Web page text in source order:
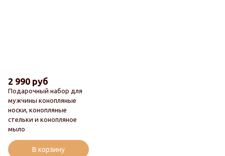
Новинка
Популярный
Подарочный набор для
мужчины конопляные
носки, конопляные
стельки и конопляное
мыло
2 990 руб
В корзину